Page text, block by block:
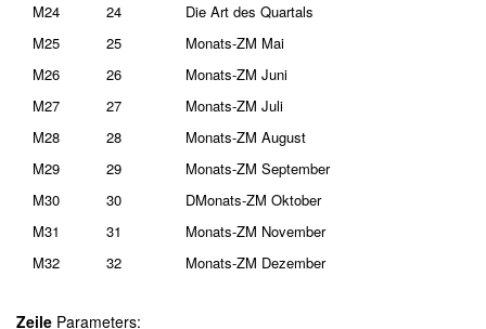
M24
24
Die Art des Quartals
M25
25
Monats-ZM Mai
M26
26
Monats-ZM Juni
M27
27
Monats-ZM Juli
M28
28
Monats-ZM August
M29
29
Monats-ZM September
M30
30
DMonats-ZM Oktober
M31
31
Monats-ZM November
M32
32 Monats-ZM Dezember
Zeile Parameters: